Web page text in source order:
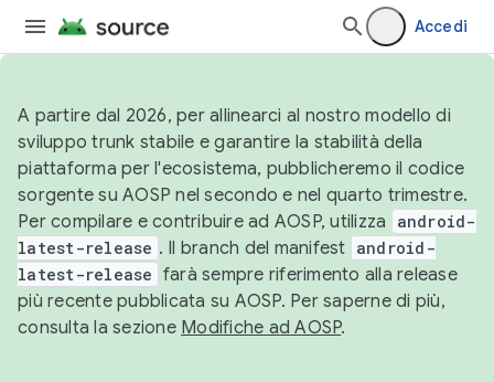
Accedi
A partire dal 2026, per allinearci al nostro modello di
sviluppo trunk stabile e garantire la stabilità della
piattaforma per l'ecosistema, pubblicheremo il codice
sorgente su AOSP nel secondo e nel quarto trimestre.
Per compilare e contribuire ad AOSP, utilizza
android-
latest-release . Il branch del manifest android-
latest-release farà sempre riferimento alla release
più recente pubblicata su AOSP. Per saperne di più,
consulta la sezione Modifiche ad AOSP.